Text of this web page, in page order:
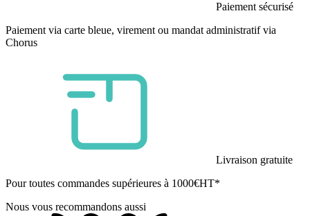
Paiement sécurisé
Paiement via carte bleue, virement ou mandat administratif via
Chorus
Livraison gratuite
Pour toutes commandes supérieures à 1000€HT*
Nous vous recommandons aussi